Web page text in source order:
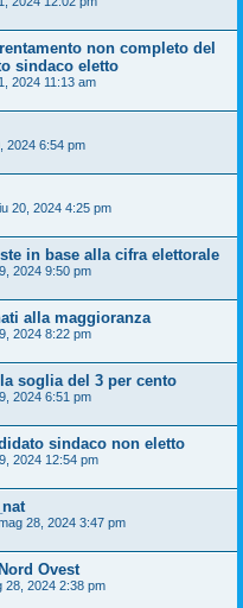
non completo del
sindaco eletto
2024 11:13 am
2024 6:54 pm
20, 2024 4:25 pm
in base alla cifra elettorale
2024 9:50 pm
alla maggioranza
2024 8:22 pm
soglia del 3 per cento
2024 6:51 pm
sindaco non eletto
2024 12:54 pm
28, 2024 3:47 pm
Ovest
28, 2024 2:38 pm